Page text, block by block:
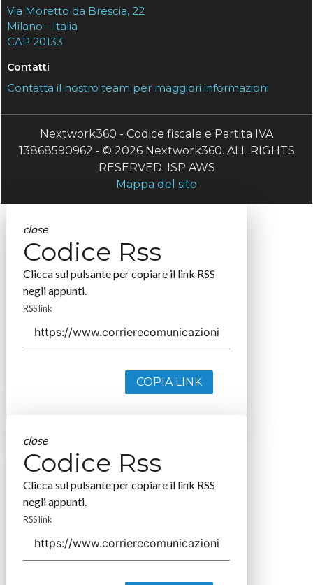
Via Moretto da Brescia, 22
Milano - Italia
CAP 20133
Contatti
Contatta il nostro team per maggiori informazioni
Nextwork360 - Codice fiscale e Partita IVA
13868590962 - © 2026 Nextwork360. ALL RIGHTS
RESERVED. ISP AWS
Mappa del sito
close
Codice Rss
Clicca sul pulsante per copiare il link RSS
negli appunti.
RSS link
COPIA LINK
close
Codice Rss
Clicca sul pulsante per copiare il link RSS
negli appunti.
RSS link